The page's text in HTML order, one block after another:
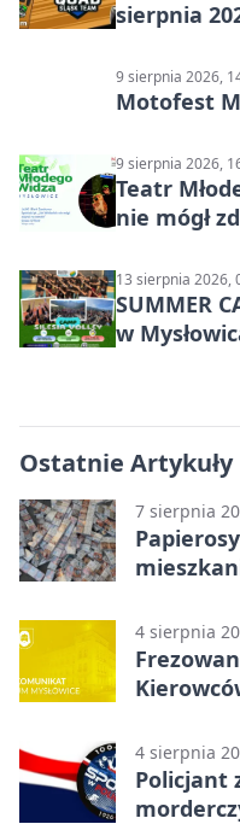
sierpnia
9 sierpnia 2026,
Motofest
9 sierpnia 2026,
Teatr
nie mógł
13 sierpnia 2026,
SUMMER
w
Ostatnie Artykuły
7 sierpnia
4 sierpnia
4 sierpnia
Policjant